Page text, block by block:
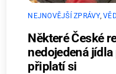
NEJNOVĚJŠÍ ZPRÁVY,
Některé České
nedojedená
připlatí si